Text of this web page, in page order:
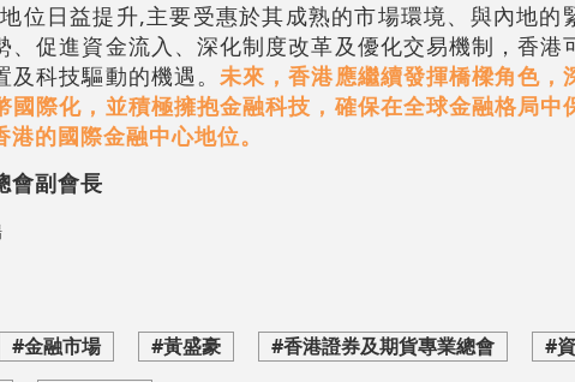
位日益提升,主要受惠於其成熟的市場環境、與內地的
、促進資金流入、深化制度改革及優化交易機制，香港
及科技驅動的機遇。未來，香港應繼續發揮橋樑角色，
國際化，並積極擁抱金融科技，確保在全球金融格局中
的國際金融中心地位。
會副會長
#金融市場 #黃盛豪 #香港證券及期貨專業總會
#